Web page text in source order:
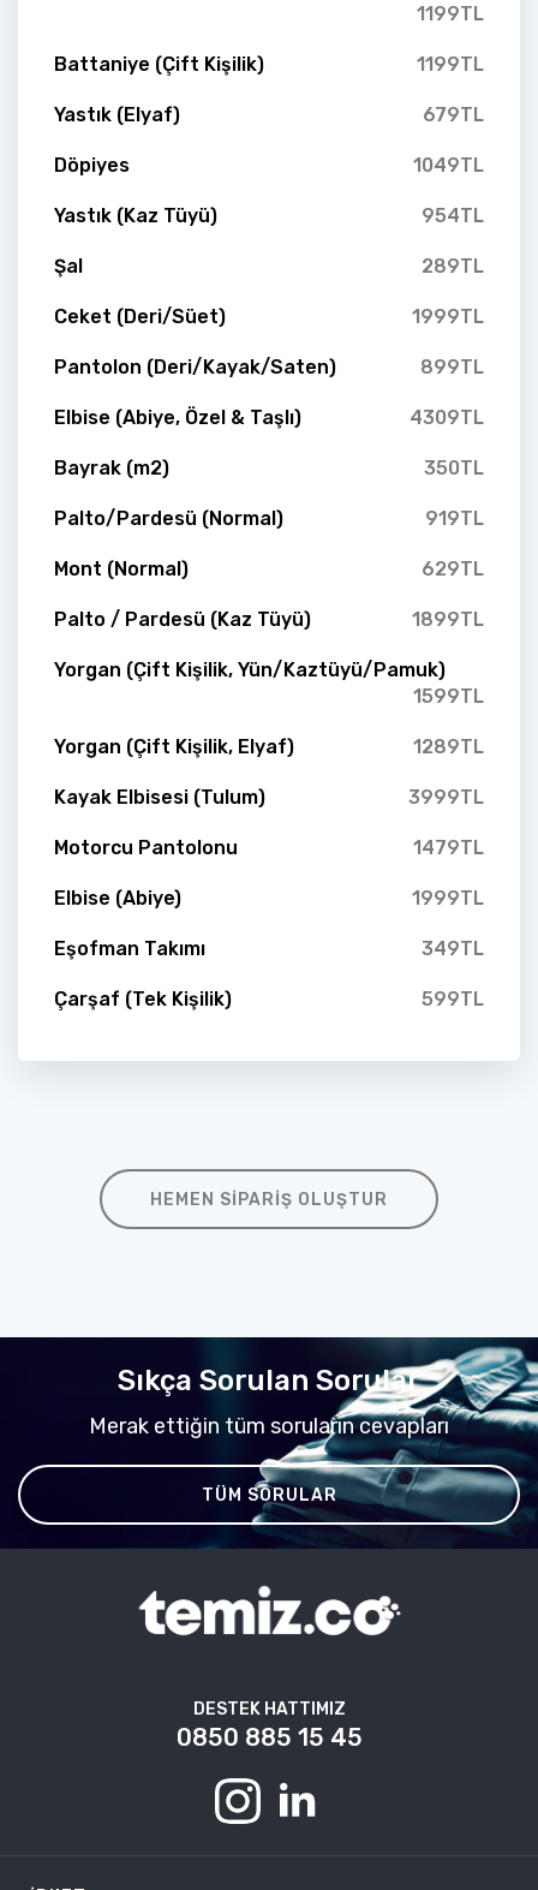
1199TL
Battaniye (Çift Kişilik) 1199TL
Yastık (Elyaf) 679TL
Döpiyes 1049TL
Yastık (Kaz Tüyü) 954TL
Şal 289TL
Ceket (Deri/Süet) 1999TL
Pantolon (Deri/Kayak/Saten) 899TL
Elbise (Abiye, Özel & Taşlı) 4309TL
Bayrak (m2) 350TL
Palto/Pardesü (Normal) 919TL
Mont (Normal) 629TL
Palto / Pardesü (Kaz Tüyü) 1899TL
Yorgan (Çift Kişilik, Yün/Kaztüyü/Pamuk)
1599TL
Yorgan (Çift Kişilik, Elyaf) 1289TL
Kayak Elbisesi (Tulum) 3999TL
Motorcu Pantolonu 1479TL
Elbise (Abiye) 1999TL
Eşofman Takımı 349TL
Çarşaf (Tek Kişilik) 599TL
HEMEN SIPARIŞ OLUŞTUR
Sıkça Sorulan Sorular
Merak ettiğin tüm soruların cevapları
TÜM SORULAR
DESTEK HATTIMIZ
0850 885 15 45